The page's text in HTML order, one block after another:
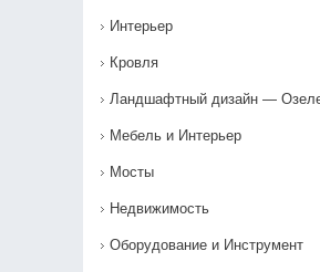
Интерьер
Кровля
Ландшафтный дизайн —
Мебель и Интерьер
Мосты
Недвижимость
Оборудование и Инструмент